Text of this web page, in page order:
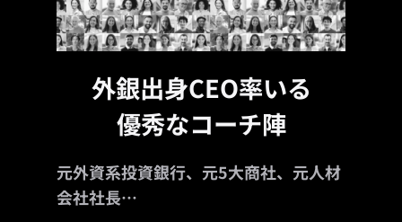
外銀出身CEO率いる
優秀なコーチ陣
元外資系投資銀行、元5大商社、元人材
会社社長…